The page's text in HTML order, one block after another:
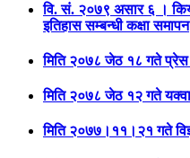
वि. सं. २०७९ असार ६ ।
इतिहास सम्बन्धी कक्षा समापन
मिति २०७८ जेठ १८ गते प्रेस
मिति २०७८ जेठ १२ गते
मिति २०७७।११।२१ गते